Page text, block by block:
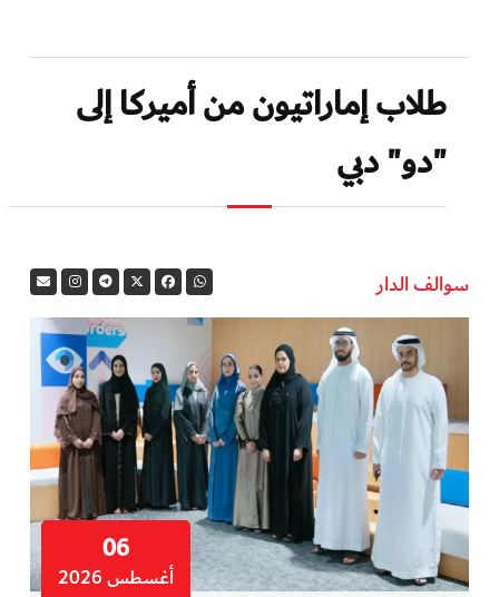
طلاب إماراتيون من أميركا إلى
"دو" دبي
سوالف الدار
06
أغسطس 2026